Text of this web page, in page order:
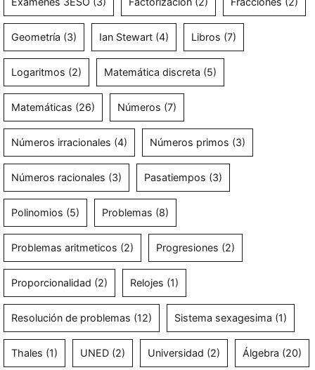
Geometría (3) Ian Stewart (4) Libros (7)
Logaritmos (2) Matemática discreta (5)
Matemáticas (26) Números (7)
Números irracionales (4) Números primos (3)
Números racionales (3) Pasatiempos (3)
Polinomios (5) Problemas (8)
Problemas aritmeticos (2) Progresiones (2)
Proporcionalidad (2) Relojes (1)
Resolución de problemas (12) Sistema sexagesima (1)
Thales (1) UNED (2) Universidad (2) Álgebra (20)